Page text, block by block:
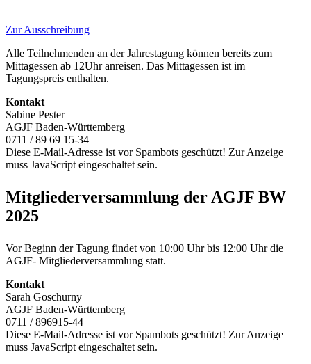
Zur Ausschreibung
Alle Teilnehmenden an der Jahrestagung können bereits zum
Mittagessen ab 12Uhr anreisen. Das Mittagessen ist im
Tagungspreis enthalten.
Kontakt
Sabine Pester
AGJF Baden-Württemberg
0711 / 89 69 15-34
Diese E-Mail-Adresse ist vor Spambots geschützt! Zur Anzeige
muss JavaScript eingeschaltet sein.
Mitgliederversammlung der AGJF BW
2025
Vor Beginn der Tagung findet von 10:00 Uhr bis 12:00 Uhr die
AGJF- Mitgliederversammlung statt.
Kontakt
Sarah Goschurny
AGJF Baden-Württemberg
0711 / 896915-44
Diese E-Mail-Adresse ist vor Spambots geschützt! Zur Anzeige
muss JavaScript eingeschaltet sein.